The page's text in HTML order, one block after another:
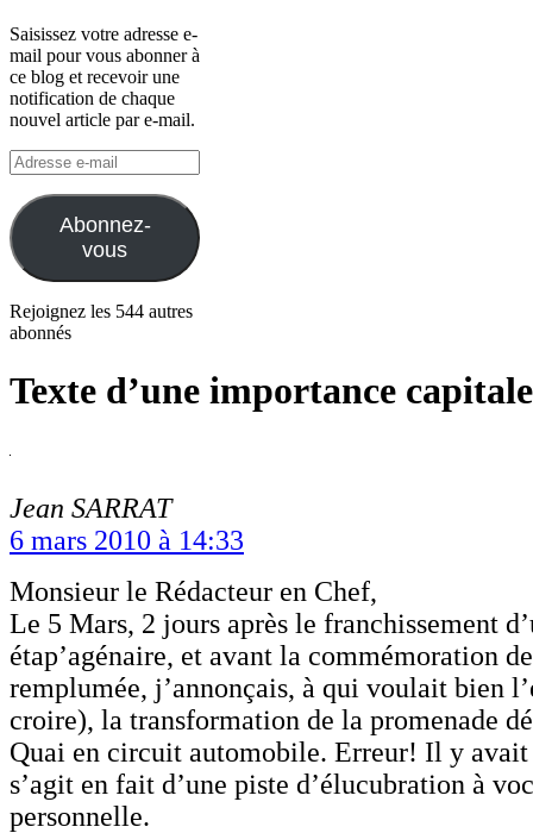
Saisissez votre adresse e-
mail pour vous abonner à
ce blog et recevoir une
notification de chaque
nouvel article par e-mail.
Adresse
e-
mail
Abonnez-
vous
Rejoignez les 544 autres
abonnés
Texte d’une importance
Jean SARRAT
6 mars 2010 à 14:33
Monsieur le Rédacteur en Chef,
Le 5 Mars, 2 jours après le franchissement
étap’agénaire, et avant la commémoration
remplumée, j’annonçais, à qui voulait bien
croire), la transformation de la promenade
Quai en circuit automobile. Erreur! Il y
s’agit en fait d’une piste d’élucubration à
personnelle.